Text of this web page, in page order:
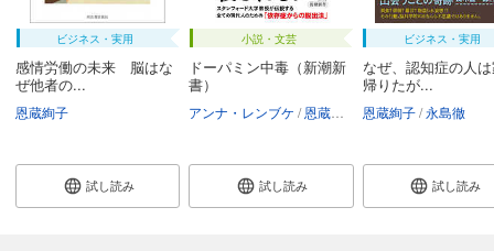
ビジネス・実用
感情労働の未来 脳はな
ぜ他者の...
恩蔵絢子
試し読み
小説・文芸
ドーパミン中毒（新潮新
書）
アンナ・レンブケ 恩蔵絢子
試し読み
ビジネス・実用
なぜ、認知症の人
帰りたが...
恩蔵絢子 永島徹
試し読み